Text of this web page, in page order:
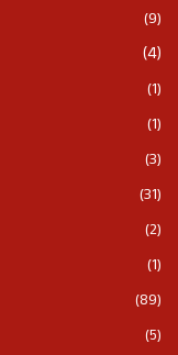
(9)
(4)
(1)
(1)
(3)
(31)
(2)
(1)
(89)
(5)